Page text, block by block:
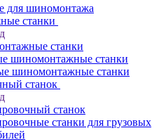
для шиномонтажа
станки
станки
шиномонтажные станки
шиномонтажные станки
станок
станок
станки для грузовых